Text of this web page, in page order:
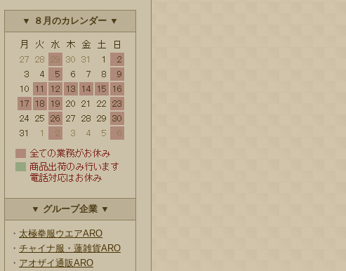
▼ ８月のカレンダー ▼
▼ グループ企業 ▼
・ 太極拳服ウエアARO
・ チャイナ服・蓮雑貨ARO
・ アオザイ通販ARO